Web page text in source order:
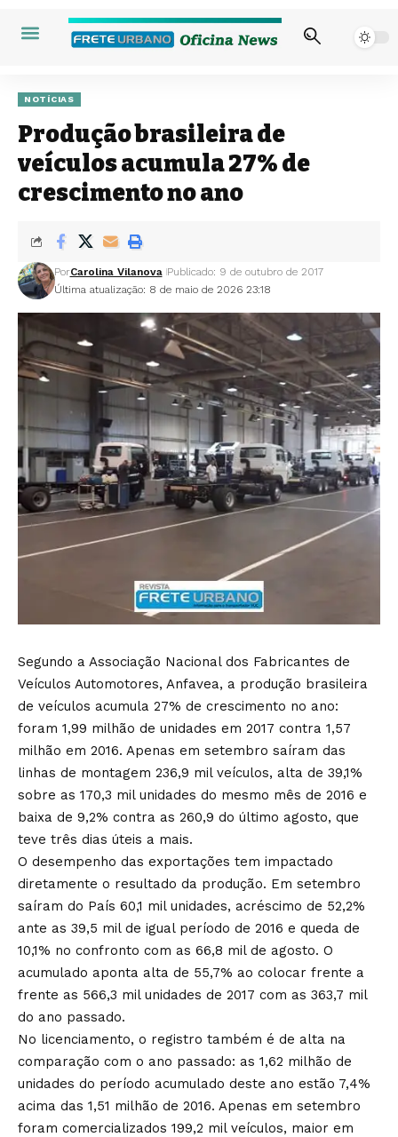
NOTÍCIAS
Produção brasileira de
veículos acumula 27% de
crescimento no ano
Última atualização: 8 de maio de 2026 23:18
PorCarolina Vilanova Publicado: 9 de outubro de 2017
Segundo a Associação Nacional dos Fabricantes de
Veículos Automotores, Anfavea, a produção brasileira
de veículos acumula 27% de crescimento no ano:
foram 1,99 milhão de unidades em 2017 contra 1,57
milhão em 2016. Apenas em setembro saíram das
linhas de montagem 236,9 mil veículos, alta de 39,1%
sobre as 170,3 mil unidades do mesmo mês de 2016 e
baixa de 9,2% contra as 260,9 do último agosto, que
teve três dias úteis a mais.
O desempenho das exportações tem impactado
diretamente o resultado da produção. Em setembro
saíram do País 60,1 mil unidades, acréscimo de 52,2%
ante as 39,5 mil de igual período de 2016 e queda de
10,1% no confronto com as 66,8 mil de agosto. O
acumulado aponta alta de 55,7% ao colocar frente a
frente as 566,3 mil unidades de 2017 com as 363,7 mil
do ano passado.
No licenciamento, o registro também é de alta na
comparação com o ano passado: as 1,62 milhão de
unidades do período acumulado deste ano estão 7,4%
acima das 1,51 milhão de 2016. Apenas em setembro
foram comercializados 199,2 mil veículos, maior em